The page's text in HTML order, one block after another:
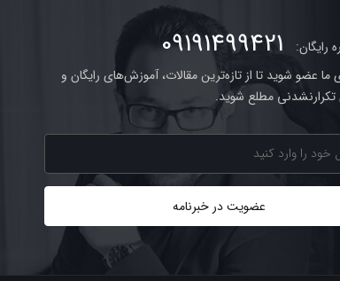
رایگان: 09191499421
ما عضو شوید تا از تازه‌ترین مقالات، آموزش‌های رایگان و
مطلع شوید.